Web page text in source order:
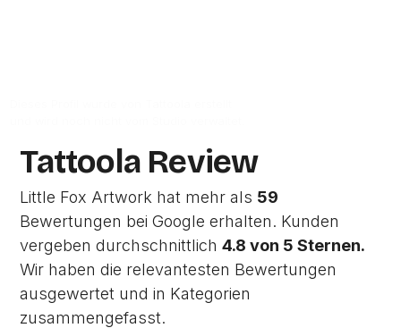
Tattoola Review
Little Fox Artwork hat mehr als 59
Bewertungen bei Google erhalten. Kunden
vergeben durchschnittlich4.8 von 5 Sternen.
Wir haben die relevantesten Bewertungen
ausgewertet und in Kategorien
zusammengefasst.